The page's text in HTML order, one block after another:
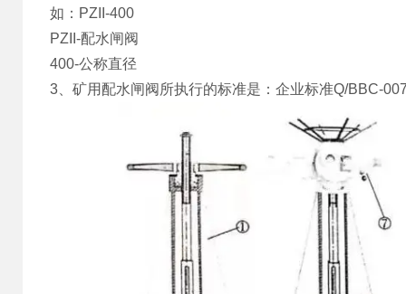
如：PZII-400
PZII-配水闸阀
400-公称直径
3、 矿用配水闸阀 所执行的标准是：企业标准Q/BBC-